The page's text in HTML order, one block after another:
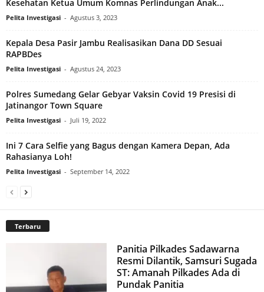
Kesehatan Ketua Umum Komnas Perlindungan Anak...
Pelita Investigasi - Agustus 3, 2023
Kepala Desa Pasir Jambu Realisasikan Dana DD Sesuai
RAPBDes
Pelita Investigasi - Agustus 24, 2023
Polres Sumedang Gelar Gebyar Vaksin Covid 19 Presisi di
Jatinangor Town Square
Pelita Investigasi - Juli 19, 2022
Ini 7 Cara Selfie yang Bagus dengan Kamera Depan, Ada
Rahasianya Loh!
Pelita Investigasi - September 14, 2022
Terbaru
Panitia Pilkades Sadawarna
Resmi Dilantik, Samsuri Sugada
ST: Amanah Pilkades Ada di
Pundak Panitia